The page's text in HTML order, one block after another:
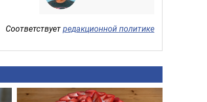
Соответствуетредакционной политике